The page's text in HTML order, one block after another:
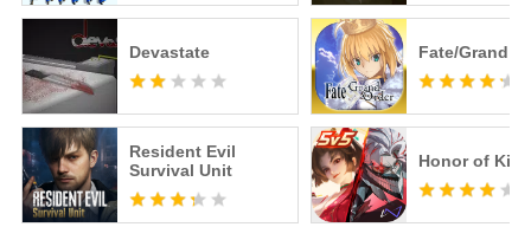
Devastate
Resident Evil
Survival Unit
Fate/Grand
Honor of